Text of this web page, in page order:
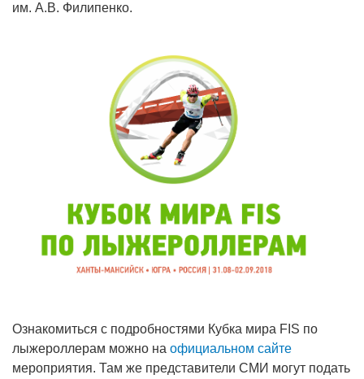
им. А.В. Филипенко.
Ознакомиться с подробностями Кубка мира FIS по
лыжероллерам можно на официальном сайте
мероприятия. Там же представители СМИ могут подать